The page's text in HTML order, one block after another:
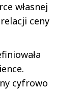
własnej
ceny
cyfrowo